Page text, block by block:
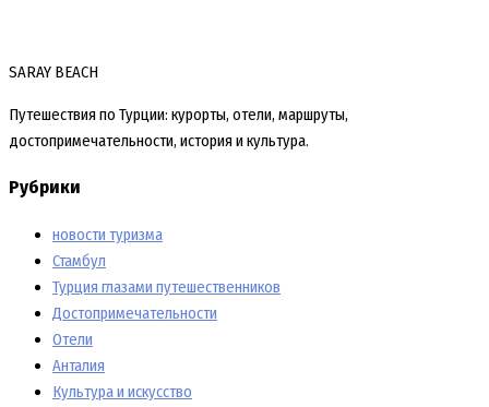
SARAY BEACH
Путешествия по Турции: курорты, отели, маршруты,
достопримечательности, история и культура.
Рубрики
новости туризма
Стамбул
Турция глазами путешественников
Достопримечательности
Отели
Анталия
Культура и искусство